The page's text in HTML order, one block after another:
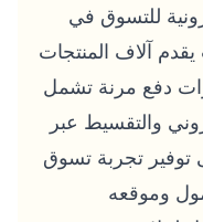
للتسوق في
يوليو 2026، حيث يقدم آلاف المنتجات
دفع مرنة تشمل
والتقسيط عبر
توفير تجربة تسوق
وموقعه